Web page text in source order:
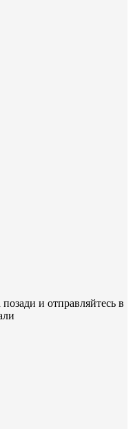
и отправляйтесь в